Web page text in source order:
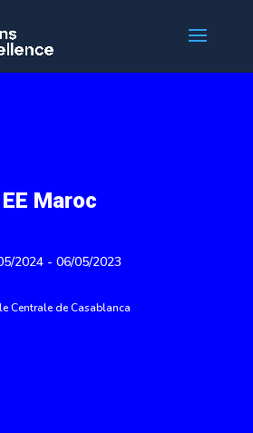
EE Maroc
2024 - 06/05/2023
Centrale de Casablanca